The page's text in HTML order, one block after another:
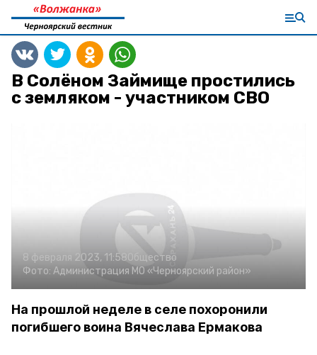
В Солёном Займище простились
с земляком - участником СВО
8 февраля 2023, 11:58Общество
Фото: Администрация МО «Черноярский район»
На прошлой неделе в селе похоронили
погибшего воина Вячеслава Ермакова